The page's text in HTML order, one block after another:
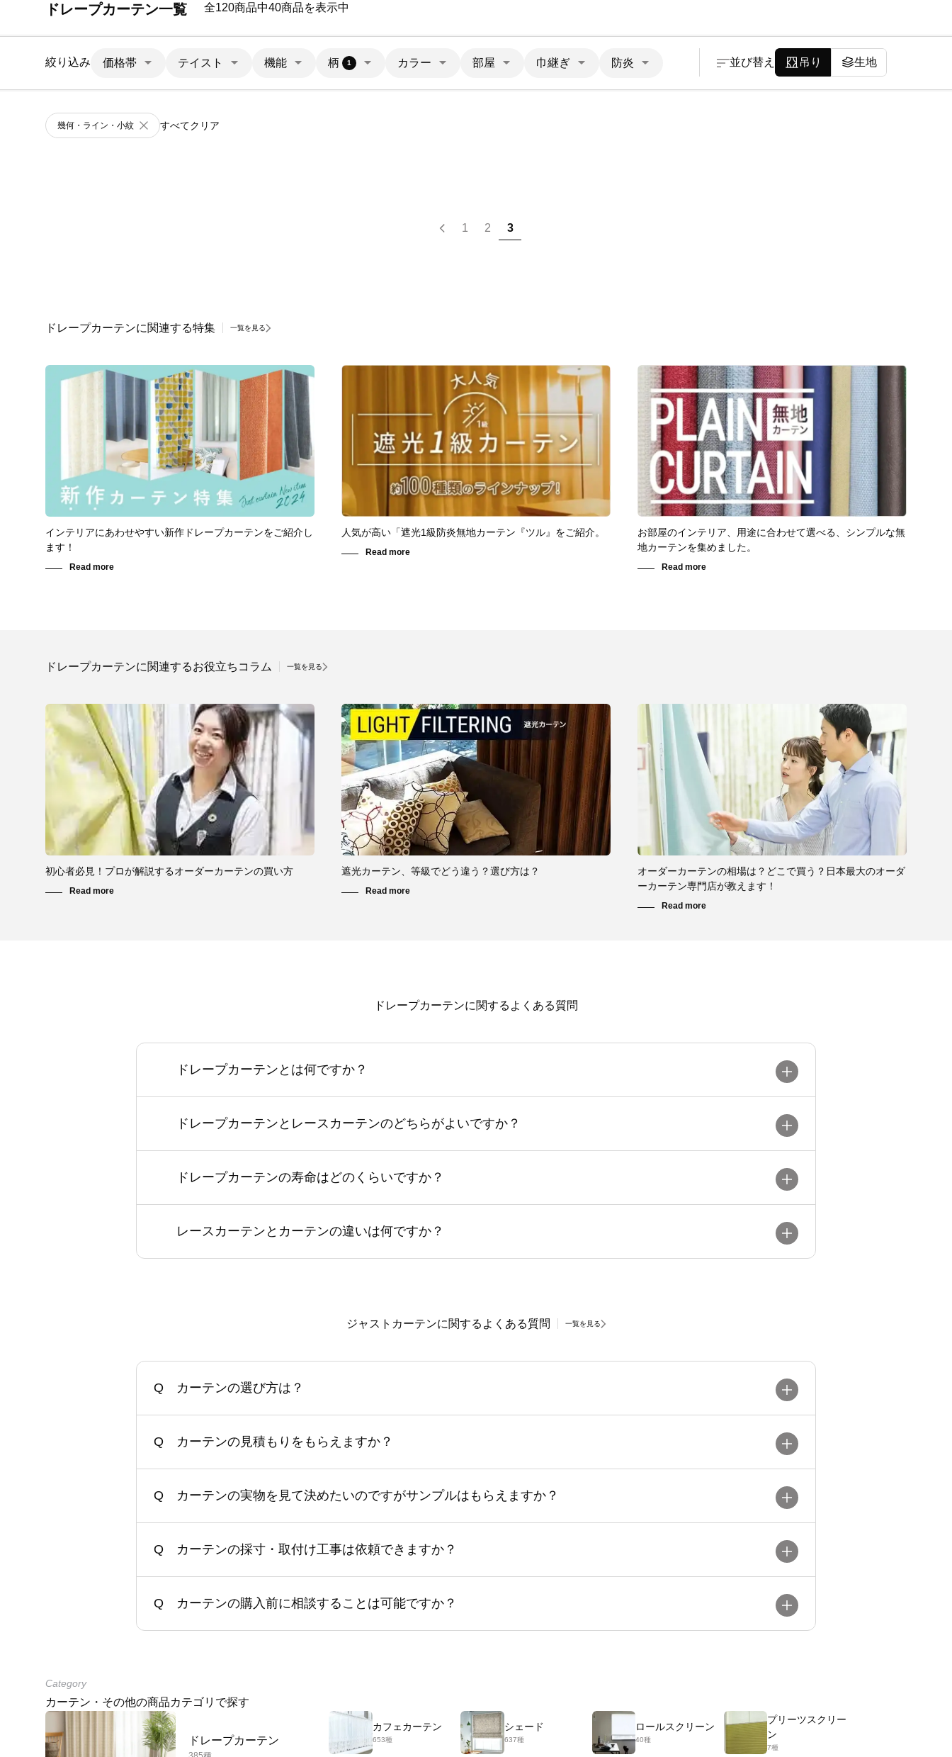
ドレープカーテン一覧 全120商品中40商品を表示中
絞り込み 価格帯 テイスト 機能 柄 1 カラー 部屋 巾継ぎ 防炎 並び替え 吊り 生地
幾何・ライン・小紋 すべてクリア
1 2 3
ドレープカーテンに関連する特集 一覧を見る
インテリアにあわせやすい新作ドレープカーテンをご紹介し
ます！
人気が高い「遮光1級防炎無地カーテン『ツル』をご紹介。
お部屋のインテリア、用途に合わせて選べる、シンプルな無
地カーテンを集めました。
ドレープカーテンに関連するお役立ちコラム 一覧を見る
初心者必見！プロが解説するオーダーカーテンの買い方 遮光カーテン、等級でどう違う？選び方は？
オーダーカーテンの相場は？どこで買う？日本最大のオーダ
ーカーテン専門店が教えます！
ドレープカーテンに関するよくある質問
ドレープカーテンとは何ですか？
ドレープカーテンとレースカーテンのどちらがよいですか？
ドレープカーテンの寿命はどのくらいですか？
レースカーテンとカーテンの違いは何ですか？
ジャストカーテンに関するよくある質問 一覧を見る
カーテンの選び方は？
カーテンの見積もりをもらえますか？
カーテンの実物を見て決めたいのですがサンプルはもらえますか？
カーテンの採寸・取付け工事は依頼できますか？
カーテンの購入前に相談することは可能ですか？
Category
カーテン・その他の商品カテゴリで探す
ドレープカーテン
カフェカーテン
653種
シェード
637種
ロールスクリーン
40種
プリーツスクリー
ン
7種